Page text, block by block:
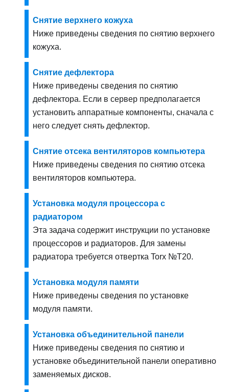
Снятие верхнего кожуха
Ниже приведены сведения по снятию верхнего
кожуха.
Снятие дефлектора
Ниже приведены сведения по снятию
дефлектора. Если в сервер предполагается
установить аппаратные компоненты, сначала с
него следует снять дефлектор.
Снятие отсека вентиляторов компьютера
Ниже приведены сведения по снятию отсека
вентиляторов компьютера.
Установка модуля процессора с
радиатором
Эта задача содержит инструкции по установке
процессоров и радиаторов. Для замены
радиатора требуется отвертка Torx №T20.
Установка модуля памяти
Ниже приведены сведения по установке
модуля памяти.
Установка объединительной панели
Ниже приведены сведения по снятию и
установке объединительной панели оперативно
заменяемых дисков.